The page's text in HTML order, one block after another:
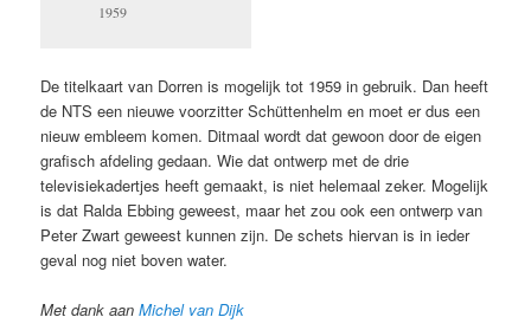
1959
De titelkaart van Dorren is mogelijk tot 1959 in gebruik. Dan heeft
de NTS een nieuwe voorzitter Schüttenhelm en moet er dus een
nieuw embleem komen. Ditmaal wordt dat gewoon door de eigen
grafisch afdeling gedaan. Wie dat ontwerp met de drie
televisiekadertjes heeft gemaakt, is niet helemaal zeker. Mogelijk
is dat Ralda Ebbing geweest, maar het zou ook een ontwerp van
Peter Zwart geweest kunnen zijn. De schets hiervan is in ieder
geval nog niet boven water.
Met dank aanMichel van Dijk